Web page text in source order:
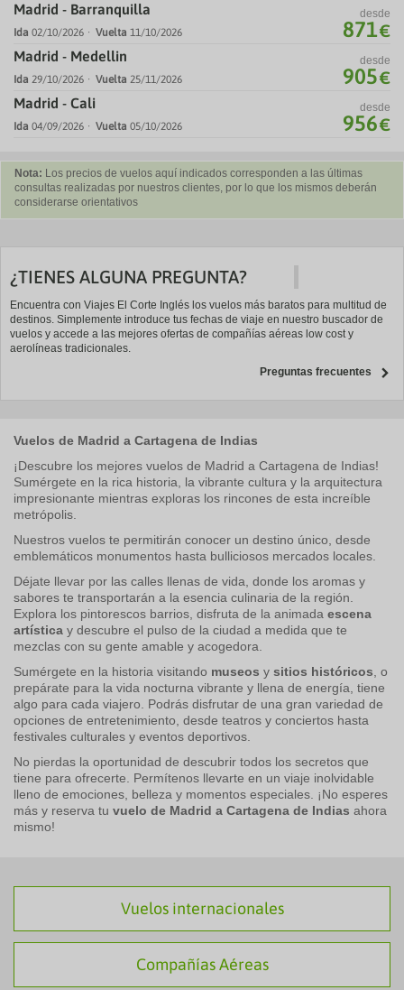
Madrid - Barranquilla
Ida 02/10/2026 Vuelta 11/10/2026
desde
871€
Madrid - Medellin
Ida 29/10/2026 Vuelta 25/11/2026
desde
905€
Madrid - Cali
Ida 04/09/2026 Vuelta 05/10/2026
desde
956€
Nota: Los precios de vuelos aquí indicados corresponden a las últimas
consultas realizadas por nuestros clientes, por lo que los mismos deberán
considerarse orientativos
¿TIENES ALGUNA PREGUNTA?
Encuentra con Viajes El Corte Inglés los vuelos más baratos para multitud de
destinos. Simplemente introduce tus fechas de viaje en nuestro buscador de
vuelos y accede a las mejores ofertas de compañías aéreas low cost y
aerolíneas tradicionales.
Preguntas frecuentes
Vuelos de Madrid a Cartagena de Indias
¡Descubre los mejores vuelos de Madrid a Cartagena de Indias!
Sumérgete en la rica historia, la vibrante cultura y la arquitectura
impresionante mientras exploras los rincones de esta increíble
metrópolis.
Nuestros vuelos te permitirán conocer un destino único, desde
emblemáticos monumentos hasta bulliciosos mercados locales.
Déjate llevar por las calles llenas de vida, donde los aromas y
sabores te transportarán a la esencia culinaria de la región.
Explora los pintorescos barrios, disfruta de la animada escena
artística y descubre el pulso de la ciudad a medida que te
mezclas con su gente amable y acogedora.
Sumérgete en la historia visitando museos y sitios históricos , o
prepárate para la vida nocturna vibrante y llena de energía, tiene
algo para cada viajero. Podrás disfrutar de una gran variedad de
opciones de entretenimiento, desde teatros y conciertos hasta
festivales culturales y eventos deportivos.
No pierdas la oportunidad de descubrir todos los secretos que
tiene para ofrecerte. Permítenos llevarte en un viaje inolvidable
lleno de emociones, belleza y momentos especiales. ¡No esperes
más y reserva tu vuelo de Madrid a Cartagena de Indias ahora
mismo!
Vuelos internacionales
Compañías Aéreas